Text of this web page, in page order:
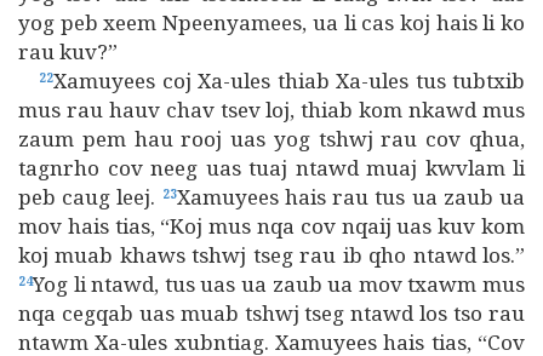
yog peb xeem Npeenyamees, ua li cas koj hais li ko
rau kuv?”
22Xamuyees coj Xa-ules thiab Xa-ules tus tubtxib
mus rau hauv chav tsev loj, thiab kom nkawd mus
zaum pem hau rooj uas yog tshwj rau cov qhua,
tagnrho cov neeg uas tuaj ntawd muaj kwvlam li
peb caug leej. 23Xamuyees hais rau tus ua zaub ua
mov hais tias, “Koj mus nqa cov nqaij uas kuv kom
koj muab khaws tshwj tseg rau ib qho ntawd los.”
24Yog li ntawd, tus uas ua zaub ua mov txawm mus
nqa cegqab uas muab tshwj tseg ntawd los tso rau
ntawm Xa-ules xubntiag. Xamuyees hais tias, “Cov